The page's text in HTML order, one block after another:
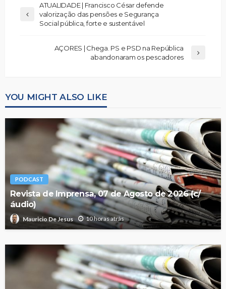
ATUALIDADE | Francisco César defende
valorização das pensões e Segurança
Social pública, forte e sustentável
AÇORES | Chega. PS e PSD na República
abandonaram os pescadores
YOU MIGHT ALSO LIKE
PODCAST
Revista de Imprensa, 07 de Agosto de 2026 (c/
áudio)
Mauricio De Jesus 10 horas atrás